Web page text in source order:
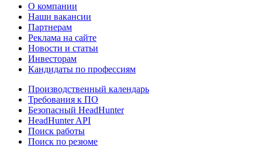
О компании
Наши вакансии
Партнерам
Реклама на сайте
Новости и статьи
Инвесторам
Кандидаты по профессиям
Производственный календарь
Требования к ПО
Безопасный HeadHunter
HeadHunter API
Поиск работы
Поиск по резюме